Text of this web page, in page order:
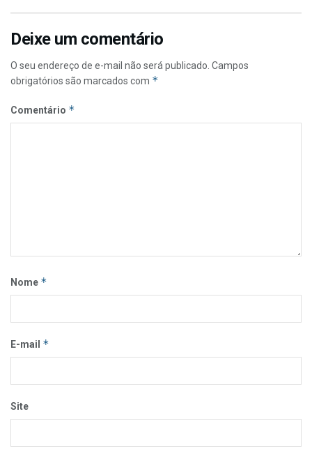
Deixe um comentário
O seu endereço de e-mail não será publicado. Campos
obrigatórios são marcados com *
Comentário *
Nome *
E-mail *
Site